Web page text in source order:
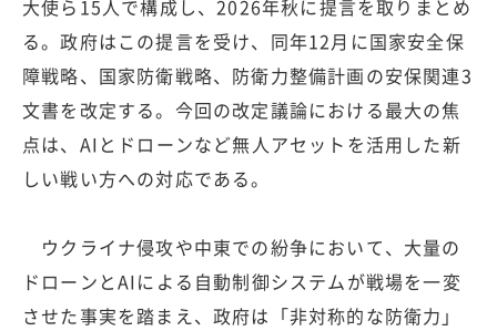
大使ら15人で構成し、2026年秋に提言を取りまとめ
る。政府はこの提言を受け、同年12月に国家安全保
障戦略、国家防衛戦略、防衛力整備計画の安保関連3
文書を改定する。今回の改定議論における最大の焦
点は、AIとドローンなど無人アセットを活用した新
しい戦い方への対応である。
ウクライナ侵攻や中東での紛争において、大量の
ドローンとAIによる自動制御システムが戦場を一変
させた事実を踏まえ、政府は「非対称的な防衛力」